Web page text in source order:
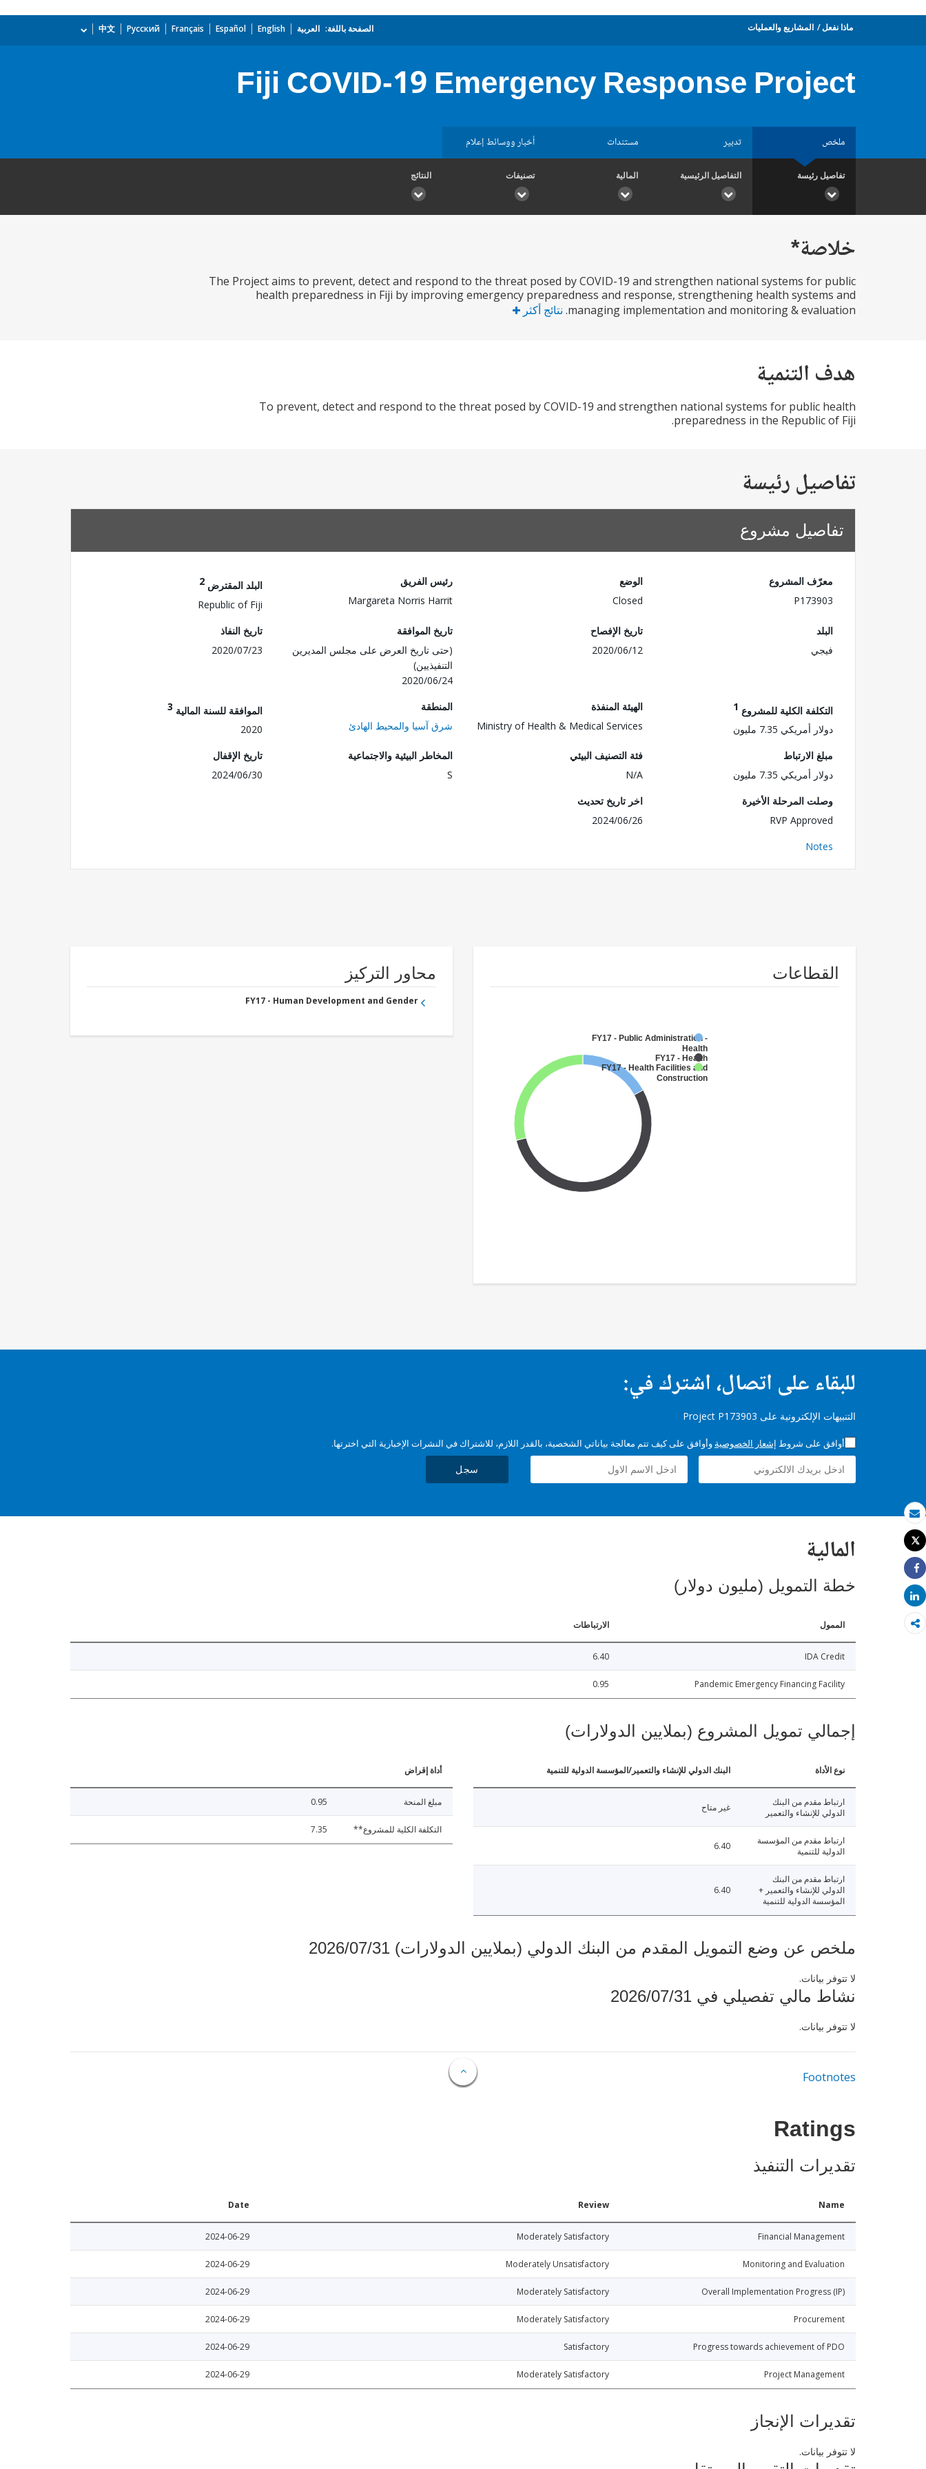
بريد الكتروني
طباعة
Tweet
Share
Share
ماذا نفعل المشاريع والعمليات الصفحة باللغة: العربية English
Español
Français
Русский
中文
Fiji COVID-19 Emergency Response Project
ملخص تدبير مستندات أخبار ووسائط إعلام
تفاصيل رئيسة التفاصيل الرئيسية المالية تصنيفات النتائج
خلاصة*
The Project aims to prevent, detect and respond to the threat posed by COVID-19 and strengthen national systems for public
health preparedness in Fiji by improving emergency preparedness and response, strengthening health systems and
managing implementation and monitoring & evaluation. نتائج أكثر
هدف التنمية
To prevent, detect and respond to the threat posed by COVID-19 and strengthen national systems for public health
preparedness in the Republic of Fiji.
تفاصيل رئيسة
تفاصيل مشروع
معرّف المشروع
P173903
الوضع
Closed
رئيس الفريق
Margareta Norris Harrit
البلد المقترض 2
Republic of Fiji
البلد
فيجي
تاريخ الإفصاح
2020/06/12
تاريخ الموافقة
(حتى تاريخ العرض على مجلس المديرين
التنفيذيين)
2020/06/24
تاريخ النفاذ
2020/07/23
التكلفة الكلية للمشروع 1
دولار أمريكي 7.35 مليون
الهيئة المنفذة
Ministry of Health & Medical Services
المنطقة
شرق آسيا والمحيط الهادئ
الموافقة للسنة المالية 3
2020
مبلغ الارتباط
دولار أمريكي 7.35 مليون
فئة التصنيف البيئي
N/A
المخاطر البيئية والاجتماعية
S
تاريخ الإقفال
2024/06/30
وصلت المرحلة الأخيرة
RVP Approved
اخر تاريخ تحديث
2024/06/26
Notes
القطاعات
FY17 - Public Administration -
Health
FY17 - Health
FY17 - Health Facilities and
Construction
محاور التركيز
FY17 - Human Development and Gender
للبقاء على اتصال، اشترك في:
التنبيهات الإلكترونية على Project P173903
أوافق على شروط إشعار الخصوصية وأوافق على كيف تتم معالجة بياناتي الشخصية، بالقدر اللازم، للاشتراك في النشرات الإخبارية التي اخترتها.
سجل
المالية
خطة التمويل (مليون دولار)
الممول الارتباطات
IDA Credit
6.40
Pandemic Emergency Financing Facility
0.95
إجمالي تمويل المشروع (بملايين الدولارات)
نوع الأداة البنك الدولي للإنشاء والتعمير/المؤسسة الدولية للتنمية
ارتباط مقدم من البنك
الدولي للإنشاء والتعمير
غير متاح
ارتباط مقدم من المؤسسة
الدولية للتنمية
6.40
ارتباط مقدم من البنك
الدولي للإنشاء والتعمير +
المؤسسة الدولية للتنمية
6.40
أداة إقراض
مبلغ المنحة 0.95
التكلفة الكلية للمشروع** 7.35
ملخص عن وضع التمويل المقدم من البنك الدولي (بملايين الدولارات) 2026/07/31
لا تتوفر بيانات.
نشاط مالي تفصيلي في 2026/07/31
لا تتوفر بيانات.
Footnotes
Ratings
تقديرات التنفيذ
Name
Review
Date
Financial Management
Moderately Satisfactory
2024-06-29
Monitoring and Evaluation
Moderately Unsatisfactory
2024-06-29
Overall Implementation Progress (IP)
Moderately Satisfactory
2024-06-29
Procurement
Moderately Satisfactory
2024-06-29
Progress towards achievement of PDO
Satisfactory
2024-06-29
Project Management
Moderately Satisfactory
2024-06-29
تقديرات الإنجاز
لا تتوفر بيانات.